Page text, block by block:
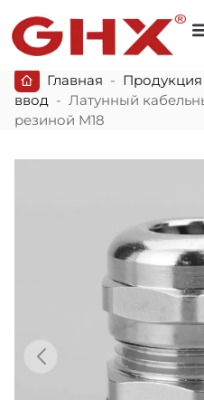
Главная - Продукция
ввод - Латунный
резиной M18